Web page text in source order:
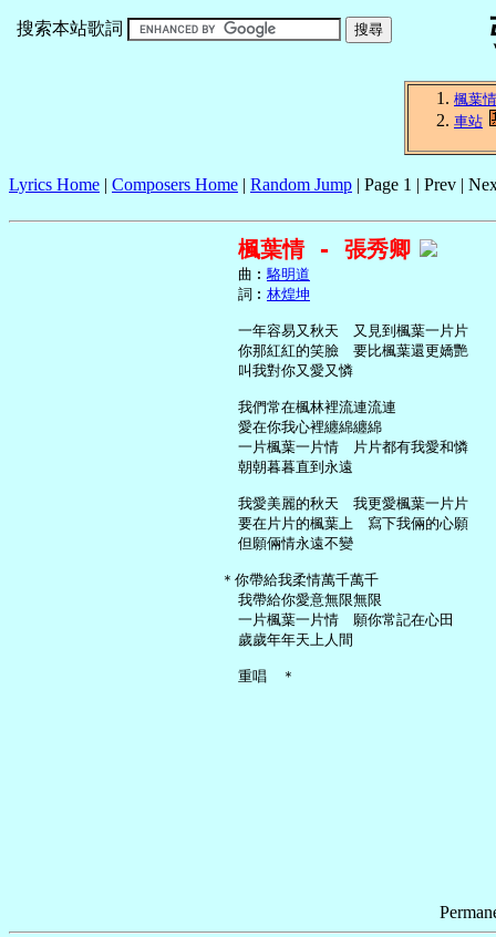
搜索本站歌詞
楓葉情
車站
Lyrics Home | Composers Home | Random Jump | Page 1 | Prev |
楓葉情 - 張秀卿
     曲︰
駱明道
     詞︰
林煌坤
     一年容易又秋天　又見到楓葉一片片
     你那紅紅的笑臉　要比楓葉還更嬌艷
     叫我對你又愛又憐
     我們常在楓林裡流連流連
     愛在你我心裡纏綿纏綿
     一片楓葉一片情　片片都有我愛和憐
     朝朝暮暮直到永遠
     我愛美麗的秋天　我更愛楓葉一片片
     要在片片的楓葉上　寫下我倆的心願
     但願倆情永遠不變
   ＊你帶給我柔情萬千萬千
     我帶給你愛意無限無限
     一片楓葉一片情　願你常記在心田
     歲歲年年天上人間